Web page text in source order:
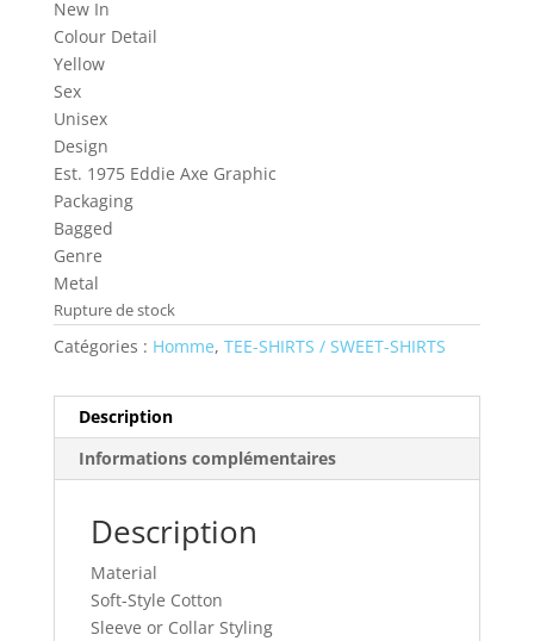
New In
Colour Detail
Yellow
Sex
Unisex
Design
Est. 1975 Eddie Axe Graphic
Packaging
Bagged
Genre
Metal
Rupture de stock
Catégories : Homme, TEE-SHIRTS / SWEET-SHIRTS
Description
Informations complémentaires
Description
Material
Soft-Style Cotton
Sleeve or Collar Styling